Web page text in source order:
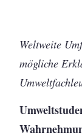
Weltweite
mögliche